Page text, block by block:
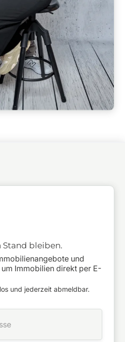
Stand bleiben.
und
Immobilien direkt per E-
und jederzeit abmeldbar.